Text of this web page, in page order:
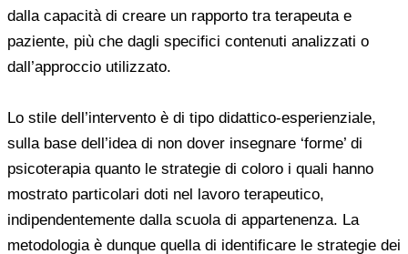
dalla capacità di creare un rapporto tra terapeuta e
paziente, più che dagli specifici contenuti analizzati o
dall’approccio utilizzato.
Lo stile dell’intervento è di tipo didattico-esperienziale,
sulla base dell’idea di non dover insegnare ‘forme’ di
psicoterapia quanto le strategie di coloro i quali hanno
mostrato particolari doti nel lavoro terapeutico,
indipendentemente dalla scuola di appartenenza. La
metodologia è dunque quella di identificare le strategie dei